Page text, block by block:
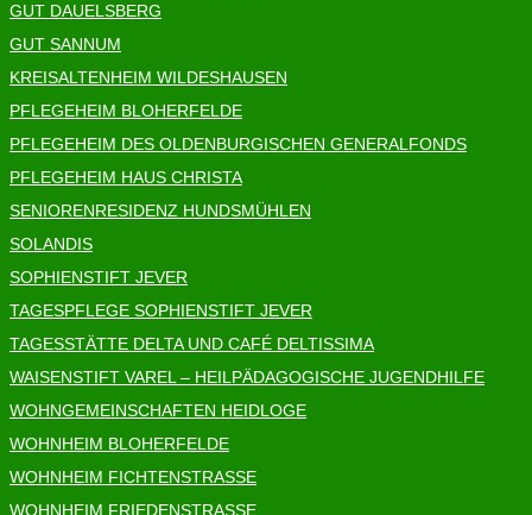
GUT DAUELSBERG
GUT SANNUM
KREISALTENHEIM WILDESHAUSEN
PFLEGEHEIM BLOHERFELDE
PFLEGEHEIM DES OLDENBURGISCHEN GENERALFONDS
PFLEGEHEIM HAUS CHRISTA
SENIORENRESIDENZ HUNDSMÜHLEN
SOLANDIS
SOPHIENSTIFT JEVER
TAGESPFLEGE SOPHIENSTIFT JEVER
TAGESSTÄTTE DELTA UND CAFÉ DELTISSIMA
WAISENSTIFT VAREL – HEILPÄDAGOGISCHE JUGENDHILFE
WOHNGEMEINSCHAFTEN HEIDLOGE
WOHNHEIM BLOHERFELDE
WOHNHEIM FICHTENSTRASSE
WOHNHEIM FRIEDENSTRASSE